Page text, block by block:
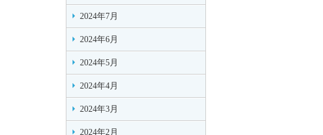
2024年7月
2024年6月
2024年5月
2024年4月
2024年3月
2024年2月